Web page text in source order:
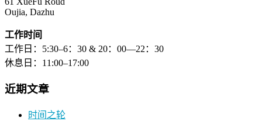
Oujia, Dazhu
工作时间
工作日：5:30–6：30 & 20：00—22：30
休息日：11:00–17:00
近期文章
时间之轮